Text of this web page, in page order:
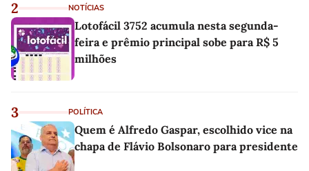
2 NOTÍCIAS
Lotofácil 3752 acumula nesta segunda-
feira e prêmio principal sobe para R$ 5
milhões
3 POLÍTICA
Quem é Alfredo Gaspar, escolhido vice na
chapa de Flávio Bolsonaro para presidente